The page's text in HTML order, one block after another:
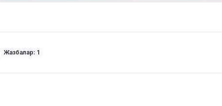
Жазбалар: 1